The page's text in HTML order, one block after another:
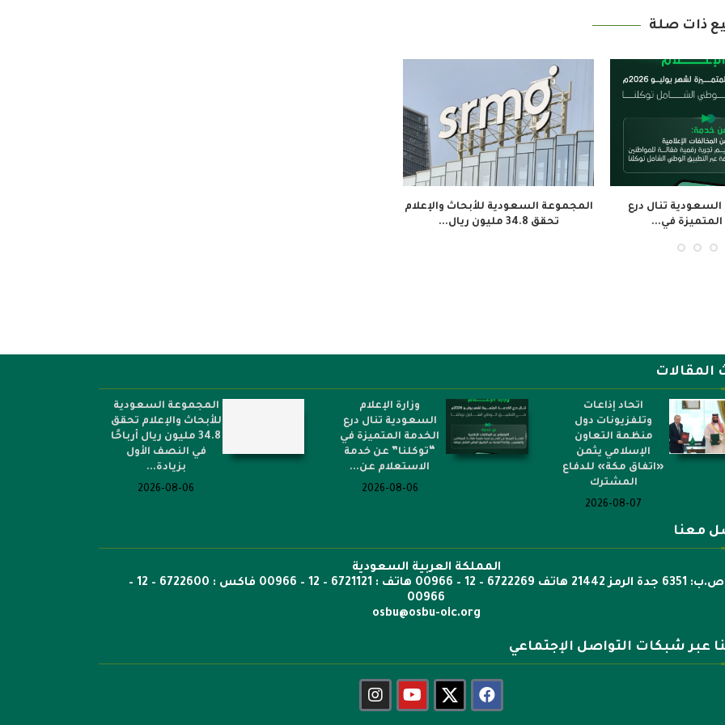
ذات صلة
معهد الجزيرة للإعلام ينظم 3 دورات
لتأهيل النشء...
إطلاق فيلم «تلفزيون المخرج»
لاستعادة ذاكرة المجتمع الإيفواري...
المقالات
اتحاد إذاعات
وتلفزيونات دول
منظمة التعاون
الإسلامي يثمن
«اتفاق مكة» للدفاع
المشترك
2026-08-07
وزارة الإعلام
السعودية تنال درع
الخدمة المتميزة في
“توكلنا” عن خدمة
الاستعلام عن...
2026-08-06
المجموعة السعودية
للأبحاث والإعلام تحقق
34.8 مليون ريال أرباحًا
في النصف الأول
بزيادة...
2026-08-06
معنا
المملكة العربية السعودية
ص.ب: 6351 جدة الرمز 21442 هاتف 6722269 – 12 – 00966 هاتف : 6721121 – 12 – 00966 فاكس : 6722600 – 12 –
00966
osbu@osbu-oic.org
عبر شبكات التواصل الإجتماعي